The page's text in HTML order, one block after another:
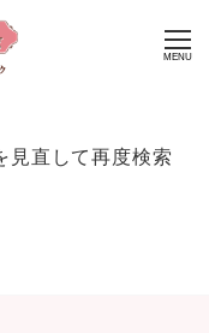
MENU
見直して再度検索